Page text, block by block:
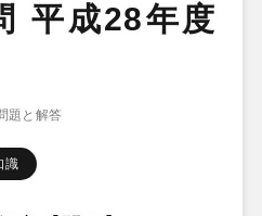
平成28年度
題と解答
識